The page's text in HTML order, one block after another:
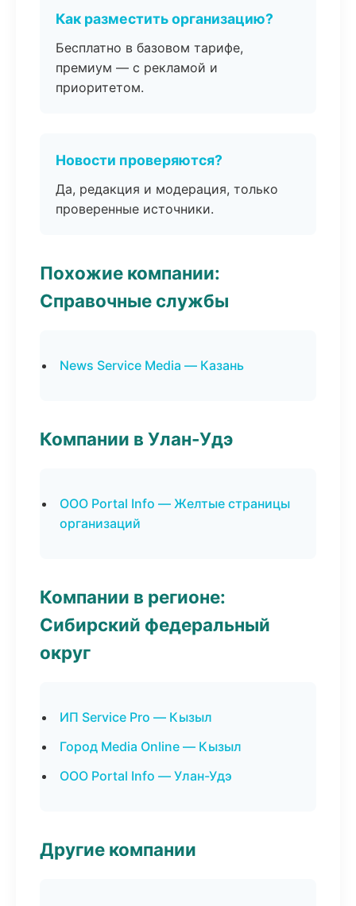
Как разместить организацию?
Бесплатно в базовом тарифе,
премиум — с рекламой и
приоритетом.
Новости проверяются?
Да, редакция и модерация, только
проверенные источники.
Похожие компании:
Справочные службы
News Service Media — Казань
Компании в Улан-Удэ
ООО Portal Info — Желтые страницы
организаций
Компании в регионе:
Сибирский федеральный
округ
ИП Service Pro — Кызыл
Город Media Online — Кызыл
ООО Portal Info — Улан-Удэ
Другие компании